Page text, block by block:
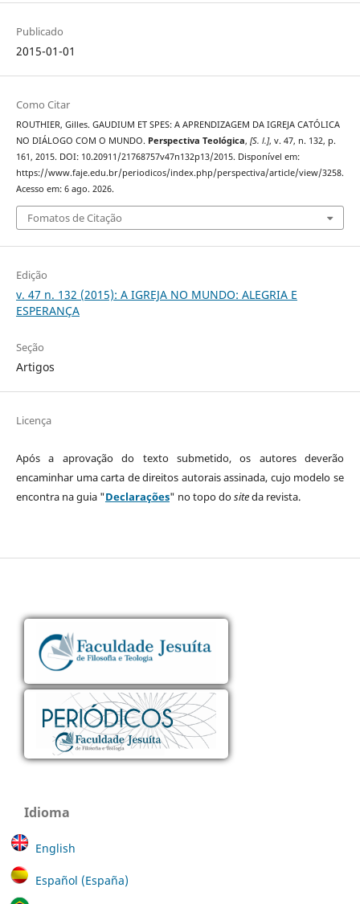
Publicado
2015-01-01
Como Citar
ROUTHIER, Gilles. GAUDIUM ET SPES: A APRENDIZAGEM DA IGREJA CATÓLICA
NO DIÁLOGO COM O MUNDO. Perspectiva Teológica, [S. l.], v. 47, n. 132, p.
161, 2015. DOI: 10.20911/21768757v47n132p13/2015. Disponível em:
https://www.faje.edu.br/periodicos/index.php/perspectiva/article/view/3258.
Acesso em: 6 ago. 2026.
Fomatos de Citação
Edição
v. 47 n. 132 (2015): A IGREJA NO MUNDO: ALEGRIA E
ESPERANÇA
Seção
Artigos
Licença
Após a aprovação do texto submetido, os autores deverão
encaminhar uma carta de direitos autorais assinada, cujo modelo se
encontra na guia "Declarações" no topo dositeda revista.
Idioma
English
Español (España)